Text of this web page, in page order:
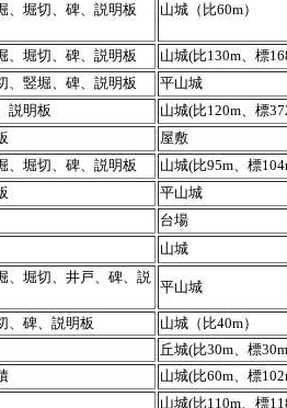
、堀切、碑、説明板 山城（比60m）
、堀切、碑、説明板 山城(比130m、標
、竪堀、碑、説明板 平山城
説明板 山城(比120m、標
屋敷
、堀切、碑、説明板 山城(比95m、標
平山城
台場
山城
、堀切、井戸、碑、説
平山城
、碑、説明板 山城（比40m）
丘城(比30m、標
山城(比60m、標
山城(比110m、標